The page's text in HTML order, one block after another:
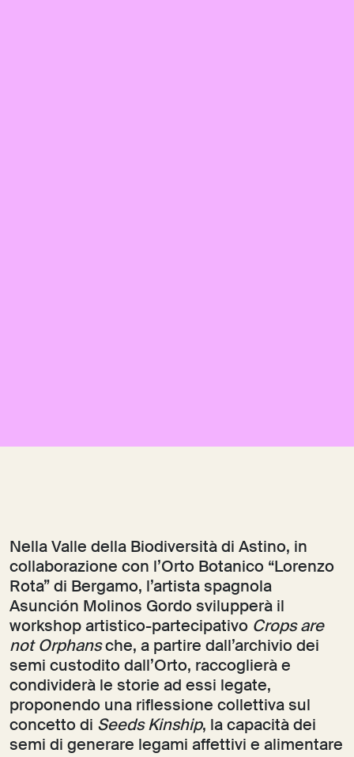
Nella Valle della Biodiversità di Astino, in
collaborazione con l’Orto Botanico “Lorenzo
Rota” di Bergamo, l’artista spagnola
Asunción Molinos Gordo svilupperà il
workshop artistico-partecipativo Crops are
not Orphansche, a partire dall’archivio dei
semi custodito dall’Orto, raccoglierà e
condividerà le storie ad essi legate,
proponendo una riflessione collettiva sul
concetto di Seeds Kinship, la capacità dei
semi di generare legami affettivi e alimentare